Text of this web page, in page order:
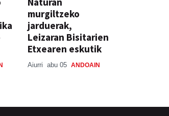
murgiltzeko
jarduerak,
Leizaran Bisitarien
Etxearen eskutik
Aiurri abu 05 ANDOAIN